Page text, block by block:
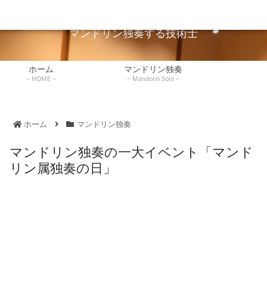
マンドリン独奏する技術士
ホーム
HOME
マンドリン独奏
Mandolin Solo
ホーム マンドリン独奏
マンドリン独奏の一大イベント「マンド
リン属独奏の日」